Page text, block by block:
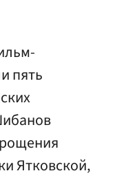
пять
Ятковской,